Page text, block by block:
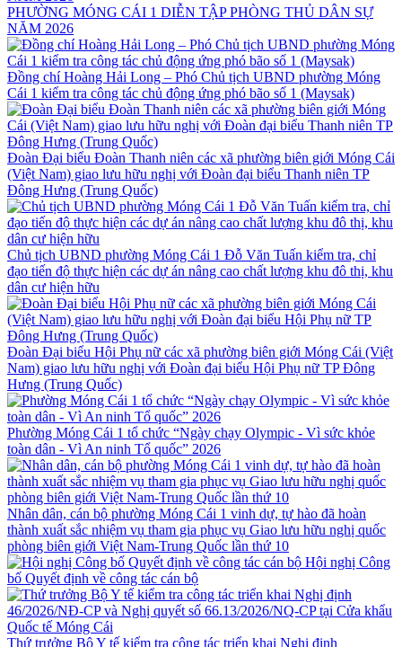
PHƯỜNG MÓNG CÁI 1 DIỄN TẬP PHÒNG THỦ DÂN SỰ
NĂM 2026
Đồng chí Hoàng Hải Long – Phó Chủ tịch UBND phường Móng
Cái 1 kiểm tra công tác chủ động ứng phó bão số 1 (Maysak)
Đoàn Đại biểu Đoàn Thanh niên các xã phường biên giới Móng Cái
(Việt Nam) giao lưu hữu nghị với Đoàn đại biểu Thanh niên TP
Đông Hưng (Trung Quốc)
Chủ tịch UBND phường Móng Cái 1 Đỗ Văn Tuấn kiểm tra, chỉ
đạo tiến độ thực hiện các dự án nâng cao chất lượng khu đô thị, khu
dân cư hiện hữu
Đoàn Đại biểu Hội Phụ nữ các xã phường biên giới Móng Cái (Việt
Nam) giao lưu hữu nghị với Đoàn đại biểu Hội Phụ nữ TP Đông
Hưng (Trung Quốc)
Phường Móng Cái 1 tổ chức “Ngày chạy Olympic - Vì sức khỏe
toàn dân - Vì An ninh Tổ quốc” 2026
Nhân dân, cán bộ phường Móng Cái 1 vinh dự, tự hào đã hoàn
thành xuất sắc nhiệm vụ tham gia phục vụ Giao lưu hữu nghị quốc
phòng biên giới Việt Nam-Trung Quốc lần thứ 10
Hội nghị Công
bố Quyết định về công tác cán bộ
Thứ trưởng Bộ Y tế kiểm tra công tác triển khai Nghị định